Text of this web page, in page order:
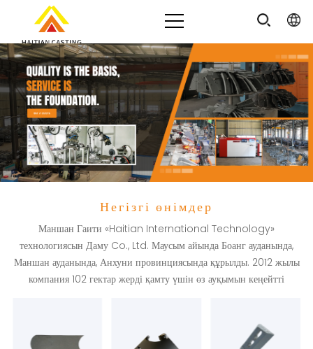
Негізгі өнімдер
Маншан Гаити «Haitian International Technology»
технологиясын Даму Co., Ltd. Маусым айында Боанг ауданында,
Маншан ауданында, Анхуни провинциясында құрылды. 2012 жылы
компания 102 гектар жерді қамту үшін өз ауқымын кеңейтті